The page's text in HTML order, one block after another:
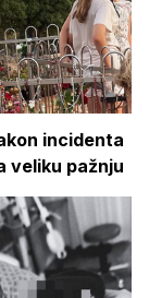
incidenta
veliku pažnju